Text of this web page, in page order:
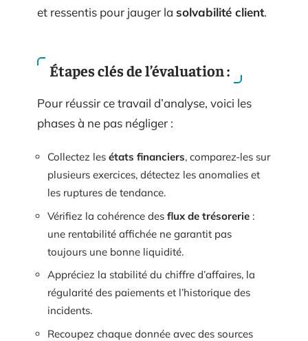
et ressentis pour jauger la solvabilité client.
Étapes clés de l’évaluation :
Pour réussir ce travail d’analyse, voici les
phases à ne pas négliger :
Collectez les états financiers, comparez-les sur
plusieurs exercices, détectez les anomalies et
les ruptures de tendance.
Vérifiez la cohérence des flux de trésorerie :
une rentabilité affichée ne garantit pas
toujours une bonne liquidité.
Appréciez la stabilité du chiffre d’affaires, la
régularité des paiements et l’historique des
incidents.
Recoupez chaque donnée avec des sources